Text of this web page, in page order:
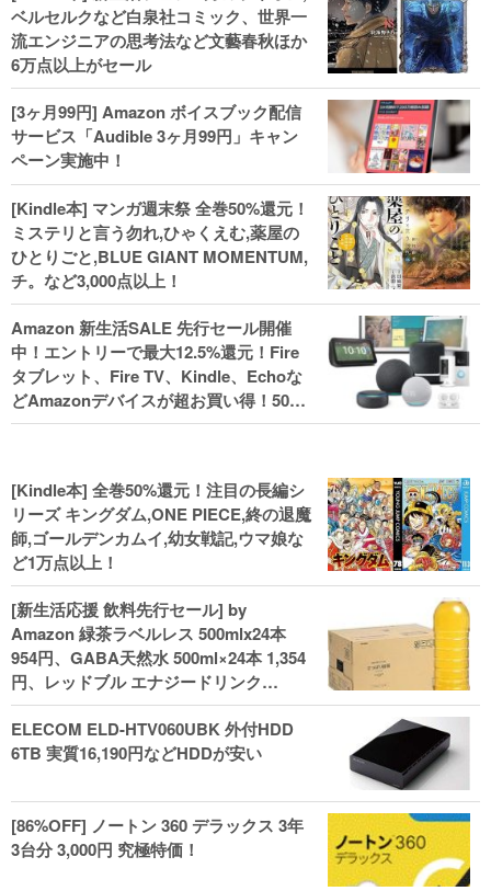
ベルセルクなど白泉社コミック、世界一
流エンジニアの思考法など文藝春秋ほか
6万点以上がセール
[3ヶ月99円] Amazon ボイスブック配信
サービス「Audible 3ヶ月99円」キャン
ペーン実施中！
[Kindle本] マンガ週末祭 全巻50%還元！
ミステリと言う勿れ,ひゃくえむ,薬屋の
ひとりごと,BLUE GIANT MOMENTUM,
チ。など3,000点以上！
Amazon 新生活SALE 先行セール開催
中！エントリーで最大12.5%還元！Fire
タブレット、Fire TV、Kindle、Echoな
どAmazonデバイスが超お買い得！50%
還元！Kindle本 新生活フェアなど！
[Kindle本] 全巻50%還元！注目の長編シ
リーズ キングダム,ONE PIECE,終の退魔
師,ゴールデンカムイ,幼女戦記,ウマ娘な
ど1万点以上！
[新生活応援 飲料先行セール] by
Amazon 緑茶ラベルレス 500mlx24本
954円、GABA天然水 500ml×24本 1,354
円、レッドブル エナジードリンク
250mlx24本 3,412円、い･ろ･は･す 2L×8
本 846円など飲料セール
ELECOM ELD-HTV060UBK 外付HDD
6TB 実質16,190円などHDDが安い
[86%OFF] ノートン 360 デラックス 3年
3台分 3,000円 究極特価！